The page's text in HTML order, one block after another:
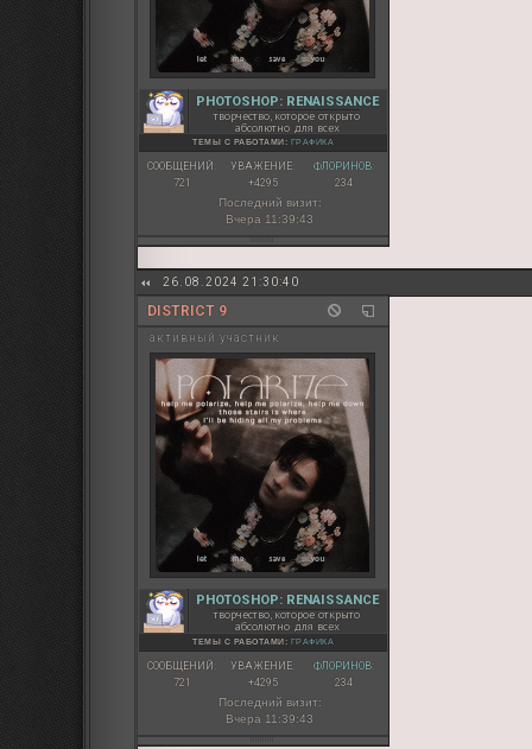
PHOTOSHOP: RENAISSANCE
творчество, которое открыто
абсолютно для всех
ТЕМЫ С РАБОТАМИ: ГРАФИКА
СООБЩЕНИЙ:
721
УВАЖЕНИЕ:
+4295
ФЛОРИНОВ:
234
Последний визит:
Вчера 11:39:43
26.08.2024 21:30:40
DISTRICT 9
активный участник
PHOTOSHOP: RENAISSANCE
творчество, которое открыто
абсолютно для всех
ТЕМЫ С РАБОТАМИ: ГРАФИКА
СООБЩЕНИЙ:
721
УВАЖЕНИЕ:
+4295
ФЛОРИНОВ:
234
Последний визит:
Вчера 11:39:43